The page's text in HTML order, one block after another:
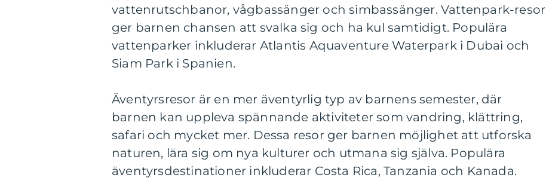
vattenrutschbanor, vågbassänger och simbassänger. Vattenpark-resor
ger barnen chansen att svalka sig och ha kul samtidigt. Populära
vattenparker inkluderar Atlantis Aquaventure Waterpark i Dubai och
Siam Park i Spanien.
Äventyrsresor är en mer äventyrlig typ av barnens semester, där
barnen kan uppleva spännande aktiviteter som vandring, klättring,
safari och mycket mer. Dessa resor ger barnen möjlighet att utforska
naturen, lära sig om nya kulturer och utmana sig själva. Populära
äventyrsdestinationer inkluderar Costa Rica, Tanzania och Kanada.